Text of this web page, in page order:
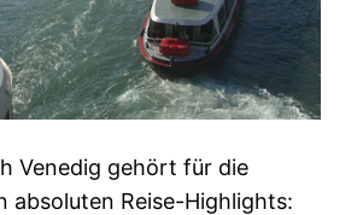
Venedig gehört für die
absoluten Reise-Highlights: